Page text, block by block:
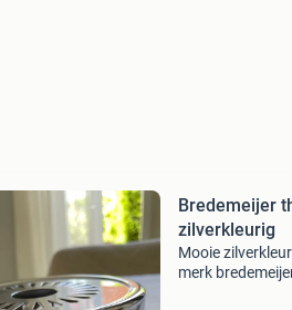
Bredemeijer
zilverkleurig
Mooie
merk